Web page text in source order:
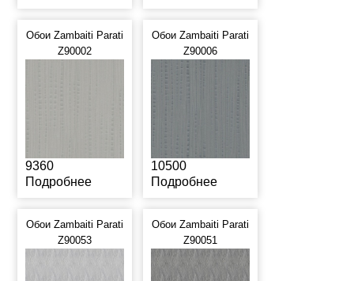
Обои Zambaiti Parati
Z90002
9360
Подробнее
Обои Zambaiti Parati
Z90006
10500
Подробнее
Обои Zambaiti Parati
Z90053
Обои Zambaiti Parati
Z90051